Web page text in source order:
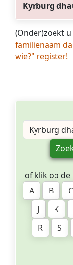
Kyrburg
(Onder)zoekt u
familienaam
wie?" register!
of klik op de
A
B C
J
K
R
S